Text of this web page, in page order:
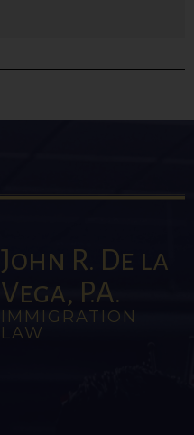
John R. De la
Vega, P.A.
IMMIGRATION
LAW